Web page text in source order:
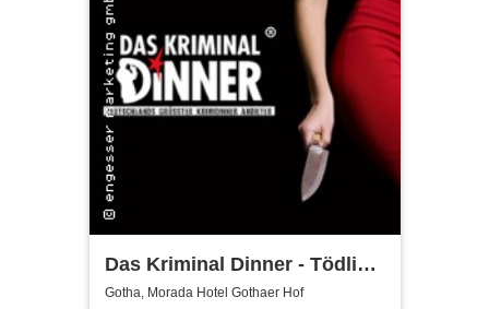
Das Kriminal Dinner - Tödlich
Sexy - Das Burlesque-
Gotha, Morada Hotel Gothaer Hof